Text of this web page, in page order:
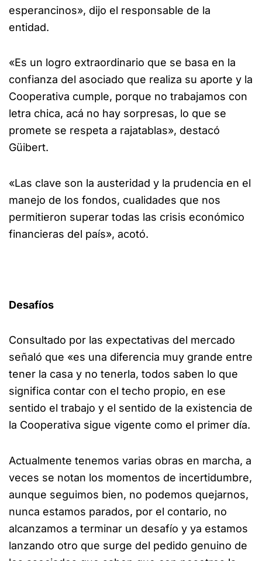
esperancinos», dijo el responsable de la
entidad.
«Es un logro extraordinario que se basa en la
confianza del asociado que realiza su aporte y la
Cooperativa cumple, porque no trabajamos con
letra chica, acá no hay sorpresas, lo que se
promete se respeta a rajatablas», destacó
Güibert.
«Las clave son la austeridad y la prudencia en el
manejo de los fondos, cualidades que nos
permitieron superar todas las crisis económico
financieras del país», acotó.
Desafíos
Consultado por las expectativas del mercado
señaló que «es una diferencia muy grande entre
tener la casa y no tenerla, todos saben lo que
significa contar con el techo propio, en ese
sentido el trabajo y el sentido de la existencia de
la Cooperativa sigue vigente como el primer día.
Actualmente tenemos varias obras en marcha, a
veces se notan los momentos de incertidumbre,
aunque seguimos bien, no podemos quejarnos,
nunca estamos parados, por el contario, no
alcanzamos a terminar un desafío y ya estamos
lanzando otro que surge del pedido genuino de